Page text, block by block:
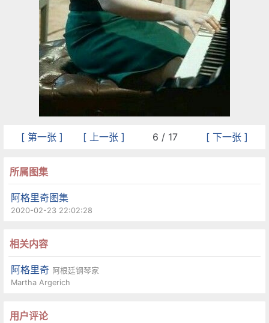
[ 第一张 ] [ 上一张 ] 6 / 17 [ 下一张 ]
所属图集
阿格里奇图集
2020-02-23 22:02:28
相关内容
阿格里奇 阿根廷钢琴家
Martha Argerich
用户评论